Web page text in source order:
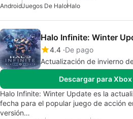
AndroidJuegos De HaloHalo
Halo Infinite: Winter
4.4 De pago
Actualización de invierno
Descargar para
Halo Infinite: Winter Update es la
fecha para el popular juego de acción
versión…